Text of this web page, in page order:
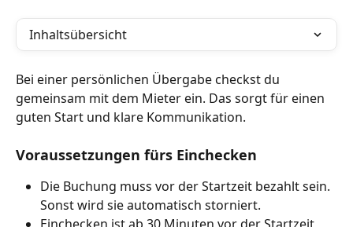
Inhaltsübersicht
Bei einer persönlichen Übergabe checkst du
gemeinsam mit dem Mieter ein. Das sorgt für einen
guten Start und klare Kommunikation.
Voraussetzungen fürs Einchecken
Die Buchung muss vor der Startzeit bezahlt sein.
Sonst wird sie automatisch storniert.